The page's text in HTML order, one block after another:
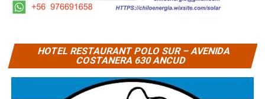
HOTEL RESTAURANT POLO SUR – AVENIDA
COSTANERA 630 ANCUD